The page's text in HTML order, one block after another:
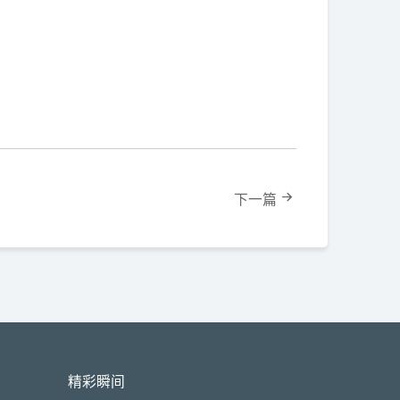
下一篇
精彩瞬间